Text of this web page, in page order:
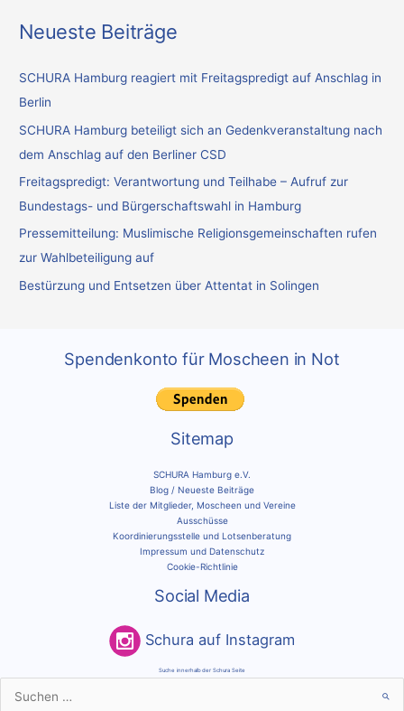
h
a
c
h
:
Neueste Beiträge
SCHURA Hamburg reagiert mit Freitagspredigt auf Anschlag in
Berlin
SCHURA Hamburg beteiligt sich an Gedenkveranstaltung nach
dem Anschlag auf den Berliner CSD
Freitagspredigt: Verantwortung und Teilhabe – Aufruf zur
Bundestags- und Bürgerschaftswahl in Hamburg
Pressemitteilung: Muslimische Religionsgemeinschaften rufen
zur Wahlbeteiligung auf
Bestürzung und Entsetzen über Attentat in Solingen
Spendenkonto für Moscheen in Not
Sitemap
SCHURA Hamburg e.V.
Blog / Neueste Beiträge
Liste der Mitglieder, Moscheen und Vereine
Ausschüsse
Koordinierungsstelle und Lotsenberatung
Impressum und Datenschutz
Cookie-Richtlinie
Social Media
Schura auf Instagram
Suche innerhalb der Schura Seite
Suchen